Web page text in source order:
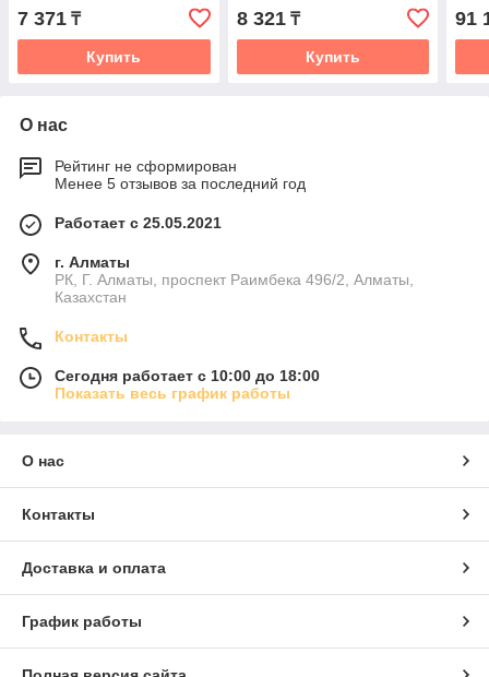
7 371 ₸
Купить
8 321₸
Купить
91
О нас
Рейтинг не сформирован
Менее 5 отзывов за последний год
Работает с 25.05.2021
г. Алматы
РК, Г. Алматы, проспект Раимбека 496/2, Алматы,
Казахстан
Контакты
Сегодня работает с 10:00 до 18:00
Показать весь график работы
О нас
Контакты
Доставка и оплата
График работы